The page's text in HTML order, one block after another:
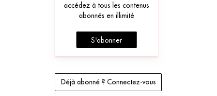
accédez à tous les contenus
abonnés en illimité
S'abonner
Déjà abonné ? Connectez-vous